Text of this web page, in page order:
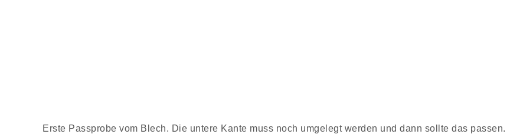
Erste Passprobe vom Blech. Die untere Kante muss noch umgelegt werden und dann sollte das passen.